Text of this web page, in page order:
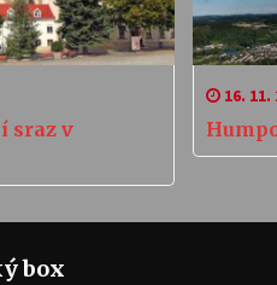
sraz v
16. 11.
box